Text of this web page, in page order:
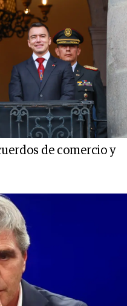
de comercio y